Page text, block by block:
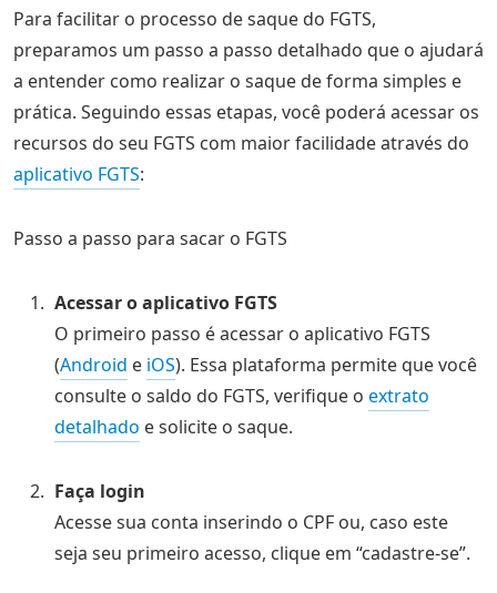
Para facilitar o processo de saque do FGTS,
preparamos um passo a passo detalhado que o ajudará
a entender como realizar o saque de forma simples e
prática. Seguindo essas etapas, você poderá acessar os
recursos do seu FGTS com maior facilidade através do
aplicativo FGTS:
Passo a passo para sacar o FGTS
Acessar o aplicativo FGTS
O primeiro passo é acessar o aplicativo FGTS
(Android e iOS). Essa plataforma permite que você
consulte o saldo do FGTS, verifique o extrato
detalhado e solicite o saque.
Faça login
Acesse sua conta inserindo o CPF ou, caso este
seja seu primeiro acesso, clique em “cadastre-se”.